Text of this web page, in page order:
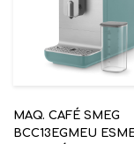
MAQ. CAFÉ SMEG
BCC13EGMEU